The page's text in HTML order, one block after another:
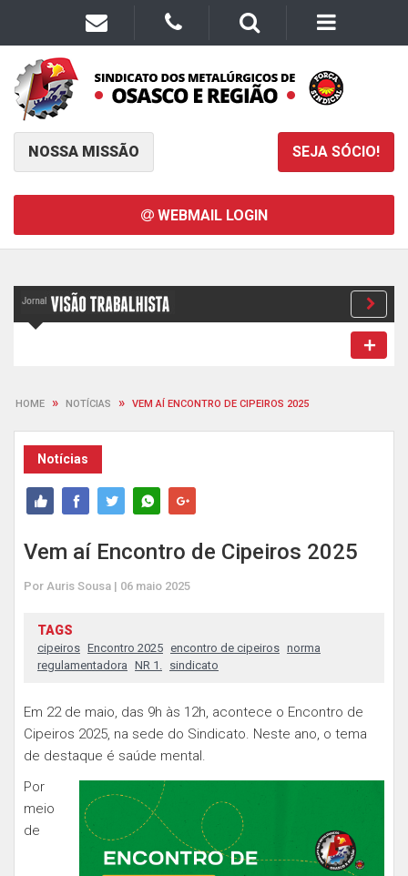
NOSSA MISSÃO SEJA SÓCIO!
WEBMAIL LOGIN
HOME » NOTÍCIAS » VEM AÍ ENCONTRO DE CIPEIROS 2025
Notícias
Vem aí Encontro de Cipeiros 2025
Por Auris Sousa | 06 maio 2025
TAGS
cipeiros Encontro 2025 encontro de cipeiros norma
regulamentadora NR 1. sindicato
Em 22 de maio, das 9h às 12h, acontece o Encontro de
Cipeiros 2025, na sede do Sindicato. Neste ano, o tema
de destaque é saúde mental.
Por
meio
de